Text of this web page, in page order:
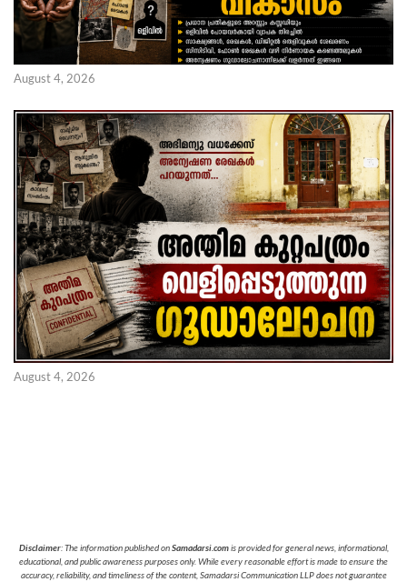
August 4, 2026
August 4, 2026
Disclaimer: The information published onSamadarsi.comis provided for general news, informational,
educational, and public awareness purposes only. While every reasonable effort is made to ensure the
accuracy, reliability, and timeliness of the content, Samadarsi Communication LLP does not guarantee